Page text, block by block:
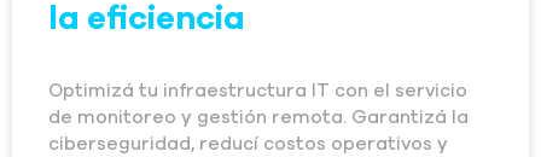
la eficiencia
Optimizá tu infraestructura IT con el servicio
de monitoreo y gestión remota. Garantizá la
ciberseguridad, reducí costos operativos y